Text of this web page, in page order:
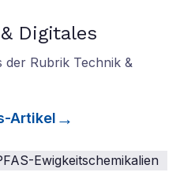
Digitales
der Rubrik Technik &
-Artikel